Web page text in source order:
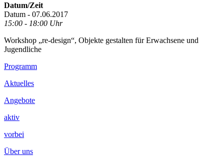
Datum/Zeit
Datum - 07.06.2017
15:00 - 18:00 Uhr
Workshop „re-design“, Objekte gestalten für Erwachsene und
Jugendliche
Footer
Inhalt
Programm
Aktuelles
Angebote
aktiv
vorbei
Über uns